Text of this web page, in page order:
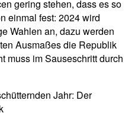
gering stehen, dass es so
einmal fest: 2024 wird
Wahlen an, dazu werden
Ausmaßes die Republik
muss im Sauseschritt durch